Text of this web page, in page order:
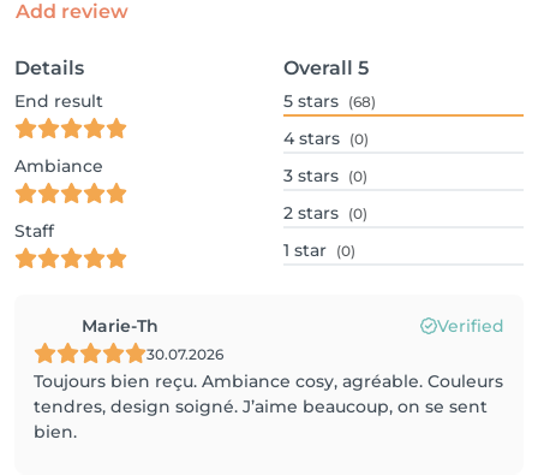
Add review
Details
End result
Ambiance
Staff
Overall 5
5 stars (68)
4 stars (0)
3 stars (0)
2 stars (0)
1 star (0)
Marie-Th Verified
30.07.2026
Toujours bien reçu. Ambiance cosy, agréable. Couleurs
tendres, design soigné. J’aime beaucoup, on se sent
bien.